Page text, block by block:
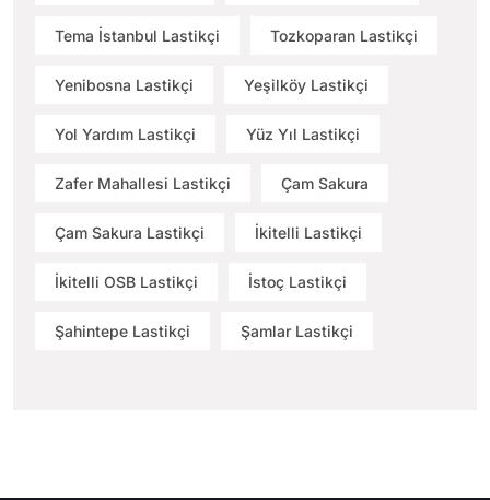
Tema İstanbul Lastikçi Tozkoparan Lastikçi
Yenibosna Lastikçi Yeşilköy Lastikçi
Yol Yardım Lastikçi Yüz Yıl Lastikçi
Zafer Mahallesi Lastikçi Çam Sakura
Çam Sakura Lastikçi İkitelli Lastikçi
İkitelli OSB Lastikçi İstoç Lastikçi
Şahintepe Lastikçi Şamlar Lastikçi